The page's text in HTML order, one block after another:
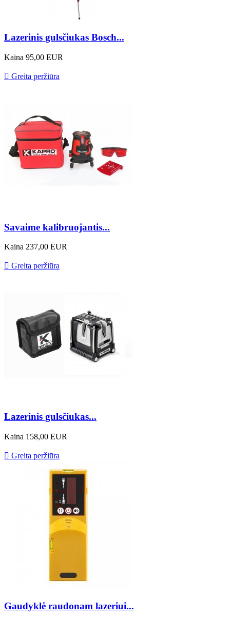
Lazerinis gulsčiukas Bosch...
Kaina 95,00 EUR
 Greita peržiūra
Savaime kalibruojantis...
Kaina 237,00 EUR
 Greita peržiūra
Lazerinis gulsčiukas...
Kaina 158,00 EUR
 Greita peržiūra
Gaudyklė raudonam lazeriui...